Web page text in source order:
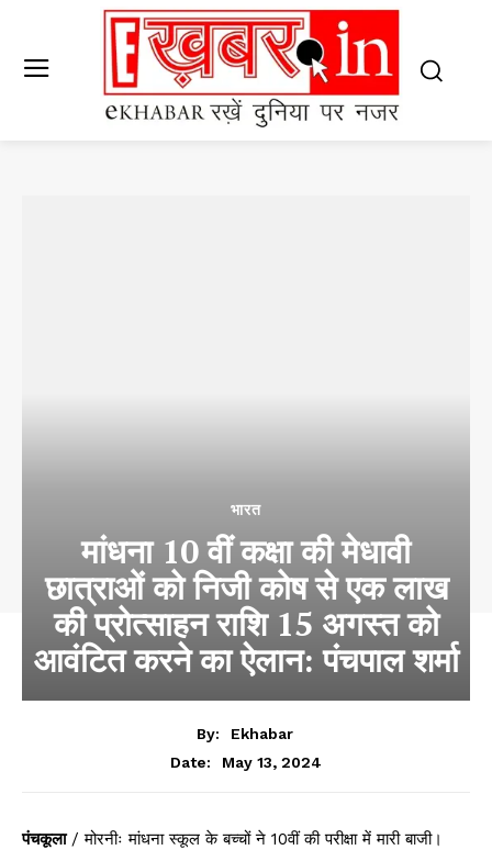
भारत
मांधना 10 वीं कक्षा की मेधावी
छात्राओं को निजी कोष से एक लाख
की प्रोत्साहन राशि 15 अगस्त को
आवंटित करने का ऐलान: पंचपाल शर्मा
By:
Ekhabar
Date:
May 13, 2024
पंचकूला/ मोरनीः मांधना स्कूल के बच्चों ने 10वीं की परीक्षा में मारी बाजी।